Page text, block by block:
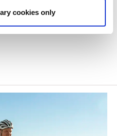
cookies only
som GPX-fil till din